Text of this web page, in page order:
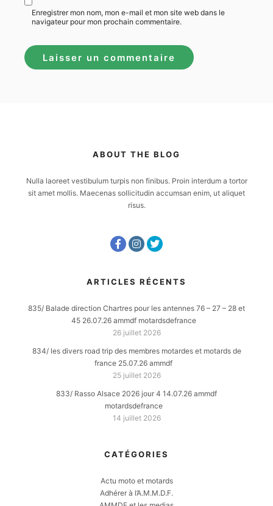
Enregistrer mon nom, mon e-mail et mon site web dans le
navigateur pour mon prochain commentaire.
ABOUT THE BLOG
Nulla laoreet vestibulum turpis non finibus. Proin interdum a tortor
sit amet mollis. Maecenas sollicitudin accumsan enim, ut aliquet
risus.
ARTICLES RÉCENTS
835/ Balade direction Chartres pour les antennes 76 – 27 – 28 et
45 26.07.26 ammdf motardsdefrance
26 juillet 2026
834/ les divers road trip des membres motardes et motards de
france 25.07.26 ammdf
25 juillet 2026
833/ Rasso Alsace 2026 jour 4 14.07.26 ammdf
motardsdefrance
14 juillet 2026
CATÉGORIES
Actu moto et motards
Adhérer à l’A.M.M.D.F.